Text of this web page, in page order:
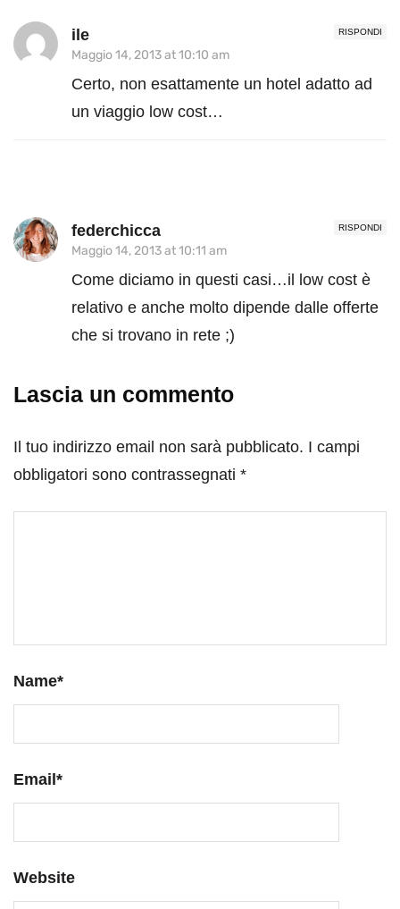
RISPONDI
ile
Maggio 14, 2013 at 10:10 am
Certo, non esattamente un hotel adatto ad
un viaggio low cost…
RISPONDI
federchicca
Maggio 14, 2013 at 10:11 am
Come diciamo in questi casi…il low cost è
relativo e anche molto dipende dalle offerte
che si trovano in rete ;)
Lascia un commento
Il tuo indirizzo email non sarà pubblicato. I campi
obbligatori sono contrassegnati *
Name*
Email *
Website